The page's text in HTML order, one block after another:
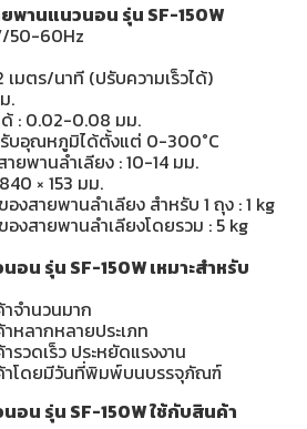
พานแนวนอน รุ่น SF-150W
50-60Hz
เมตร/นาที (ปรับความเร็วได้)
.
: 0.02-0.08 มม.
บอุณหภูมิได้ตั้งแต่ 0-300°C
ยพานลำเลียง : 10-14 มม.
× 153 มม.
งสายพานลำเลียง สำหรับ 1 ถุง : 1 kg
งสายพานลำเลียงโดยรวม : 5 kg
น รุ่น SF-150W เหมาะสำหรับ
จำนวนมาก
หลากหลายประเภท
วดเร็ว ประหยัดแรงงาน
าโดยมีวันที่พิมพ์บนบรรจุภัณฑ์
อน รุ่น SF-150W ใช้กับสินค้า